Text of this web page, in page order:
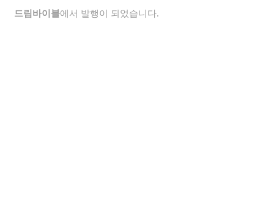
드림바이블에서 발행이 되었습니다.